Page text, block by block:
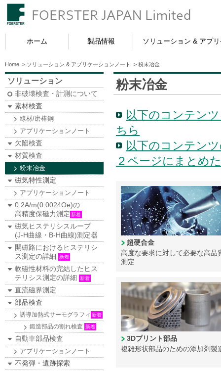
ホーム 製品情報 ソリューション & アプ
Home > ソリューション & アプリケーションノート > 粉末冶金
ソリューション
非破壊検査・計測について
素材検査
線材/磨棒鋼
アプリケーションノート
欠陥検査
材質検査
粉末冶金
磁気特性測定
アプリケーションノート
0.2A/m(0.0024Oe)の
高精度保磁力測定 新着
磁気ヒステリシスループ
(J-H曲線・B-H曲線)測定器
開磁路におけるヒステリシ
ス測定の詳細
新着
軟磁性材料の完結したヒス
テリシス測定の詳細
新着
直流磁界測定
部品検査
誘導加熱式サーモグラフィ 新着
鍛造部品の割れ検査 新着
自動車部品検査
アプリケーションノート
不発弾・遺跡探索
粉末冶金
以下のコンテン
ちら
以下のコンテン
２ページにまとめ
超硬合金
高度な要求に対して必要な高品
測定
3Dプリント部品
複雑形状部品のための添加剤製